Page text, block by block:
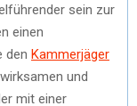
sein zur
einen
den Kammerjäger
und
mit einer